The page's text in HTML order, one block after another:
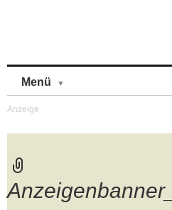
Menü